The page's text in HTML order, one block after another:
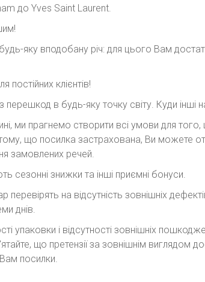
до Yves Saint Laurent.
яку вподобану річ: для цього Вам
постійних клієнтів!
в будь-яку точку світу. Куди інші
ми прагнемо створити всі умови для того,
що посилка застрахована, Ви можете
замовлених речей.
сезонні знижки та інші приємні бонуси.
на відсутність зовнішніх
днів.
упаковки і відсутності зовнішніх
що претензії за зовнішнім виглядом
посилки.